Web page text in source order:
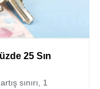
25 Sın
sınırı, 1